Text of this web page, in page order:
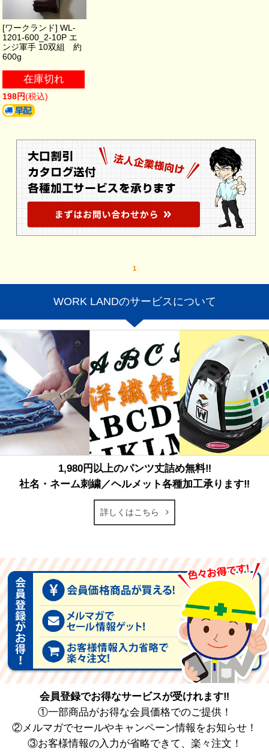
[ワークランド] WL-
1201-600_2-10P エ
ンジ軍手 10双組 約
600g
在庫切れ
198円(税込)
1
WORK LANDのサービスについて
1,980円以上のパンツ丈詰め無料‼
社名・ネーム刺繍／ヘルメット各種加工承ります‼
詳しくはこちら
会員登録でお得なサービスが受けれます‼
①一部商品がお得な会員価格でのご提供！
②メルマガでセールやキャンペーン情報をお知らせ！
③お客様情報の入力が省略できて、楽々注文！